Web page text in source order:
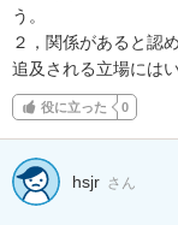
う。
２，関係があると認
追及される立場にはい
役に立った 0
hsjr さん